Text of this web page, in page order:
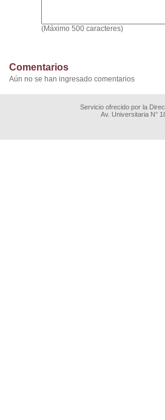
(Máximo 500 caracteres)
Comentarios
Aún no se han ingresado comentarios
Servicio ofrecido por la
Av. Universitaria N°